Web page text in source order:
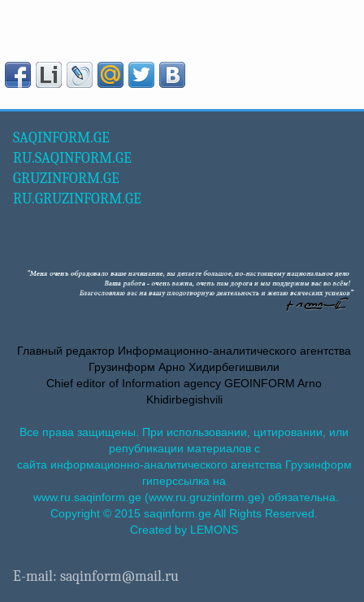
SAQINFORM.GE
RU.SAQINFORM.GE
GRUZINFORM.GE
RU.GRUZINFORM.GE
Главный редактор Информационно-аналитического агентства
Грузинформ Арно Хидирбегишвили
Chief editor of Information agency GEOINFORM Arno
Khidirbegishvili
Все права защищены. При использовании, цитировании, или
републикации материалов с
сайта информационно-аналитического агентства Грузинформ
гиперссылка на
www.ru.saqinform.ge (www.ru.gruzinform.ge) обязательна.
Copyright © 2015 saqinform.ge All Rights Reserved.
Created by LEMONS
E-mail: saqinform@mail.ru